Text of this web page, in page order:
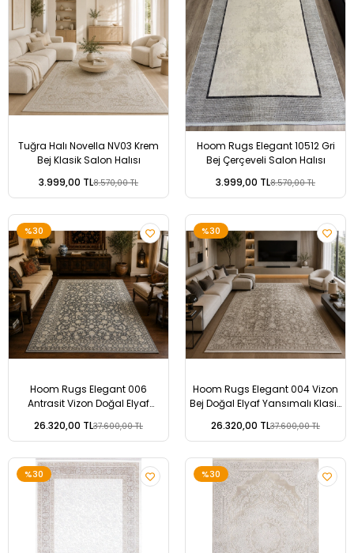
Tuğra Halı Novella NV03 Krem
Bej Klasik Salon Halısı
3.999,00 TL8.570,00 TL
Hoom Rugs Elegant 10512 Gri
Bej Çerçeveli Salon Halısı
3.999,00 TL8.570,00 TL
%30
Hoom Rugs Elegant 006
Antrasit Vizon Doğal Elyaf
Halısı
26.320,00 TL37.600,00 TL
%30
Hoom Rugs Elegant 004 Vizon
Bej Doğal Elyaf Yansımalı Klasik
26.320,00 TL37.600,00 TL
%30 %30